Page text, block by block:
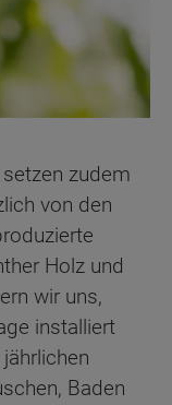
zudem
von den
Holz und
wir uns,
installiert
Baden